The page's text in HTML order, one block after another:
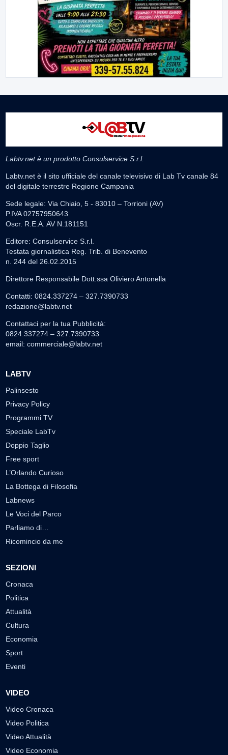
Labtv.net è un prodotto Consulservice S.r.l.
Labtv.net è il sito ufficiale del canale televisivo di Lab Tv canale 84
del digitale terrestre Regione Campania
Sede legale: Via Chiaio, 5 - 83010 – Torrioni (AV)
P.IVA 02757950643
Oscr. R.E.A. AV N.181151
Editore: Consulservice S.r.l.
Testata giornalistica Reg. Trib. di Benevento
n. 244 del 26.02.2015
Direttore Responsabile Dott.ssa Oliviero Antonella
Contatti: 0824.337274 – 327.7390733
redazione@labtv.net
Contattaci per la tua Pubblicità:
0824.337274 – 327.7390733
email: commerciale@labtv.net
LABTV
Palinsesto
Privacy Policy
Programmi TV
Speciale LabTv
Doppio Taglio
Free sport
L’Orlando Curioso
La Bottega di Filosofia
Labnews
Le Voci del Parco
Parliamo di…
Ricomincio da me
SEZIONI
Cronaca
Politica
Attualità
Cultura
Economia
Sport
Eventi
VIDEO
Video Cronaca
Video Politica
Video Attualità
Video Economia